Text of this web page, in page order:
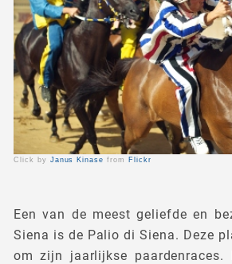
Click by Janus Kinase from Flickr
Een van de meest geliefde en
Siena is de Palio di Siena. Deze
om zijn jaarlijkse paardenraces.